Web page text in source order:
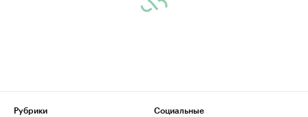
Рубрики
Социальные